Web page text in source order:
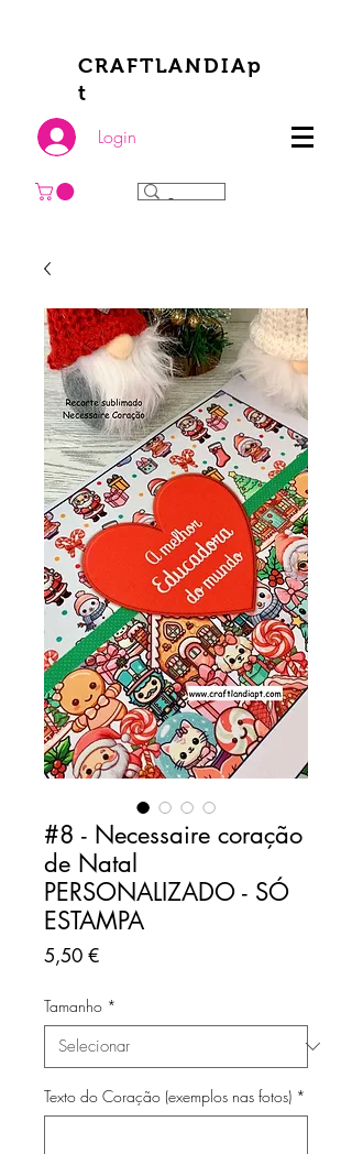
CRAFTLANDIAp
t
Login
#8 - Necessaire coração
de Natal
PERSONALIZADO - SÓ
ESTAMPA
5,50 €Preço
Tamanho *
Texto do Coração (exemplos nas fotos) *